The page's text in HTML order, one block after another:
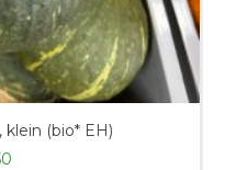
(bio* EH)